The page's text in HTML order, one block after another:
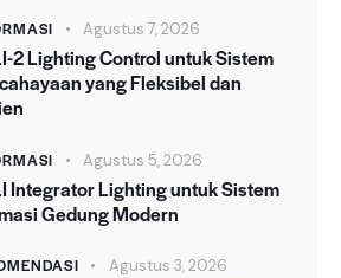
Agustus 7, 2026
2 Lighting Control untuk Sistem
yang Fleksibel dan
Agustus 5, 2026
Integrator Lighting untuk Sistem
Gedung Modern
Agustus 3, 2026